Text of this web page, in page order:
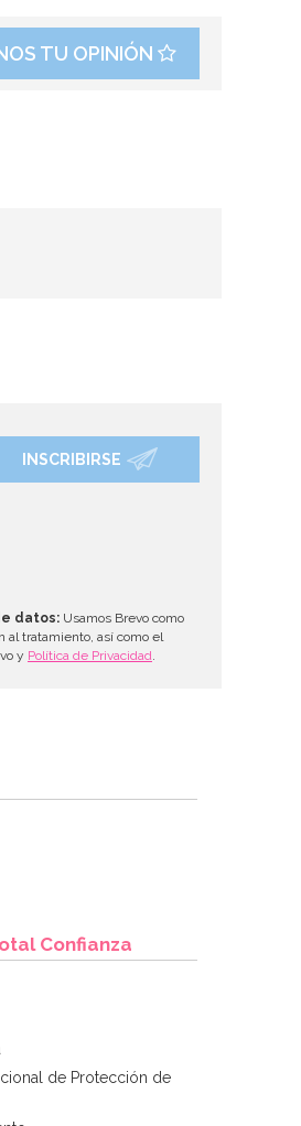
TU OPINIÓN
INSCRIBIRSE
datos: Usamos Brevo como
al tratamiento, así como el
y Política de Privacidad
Confianza
de Protección de